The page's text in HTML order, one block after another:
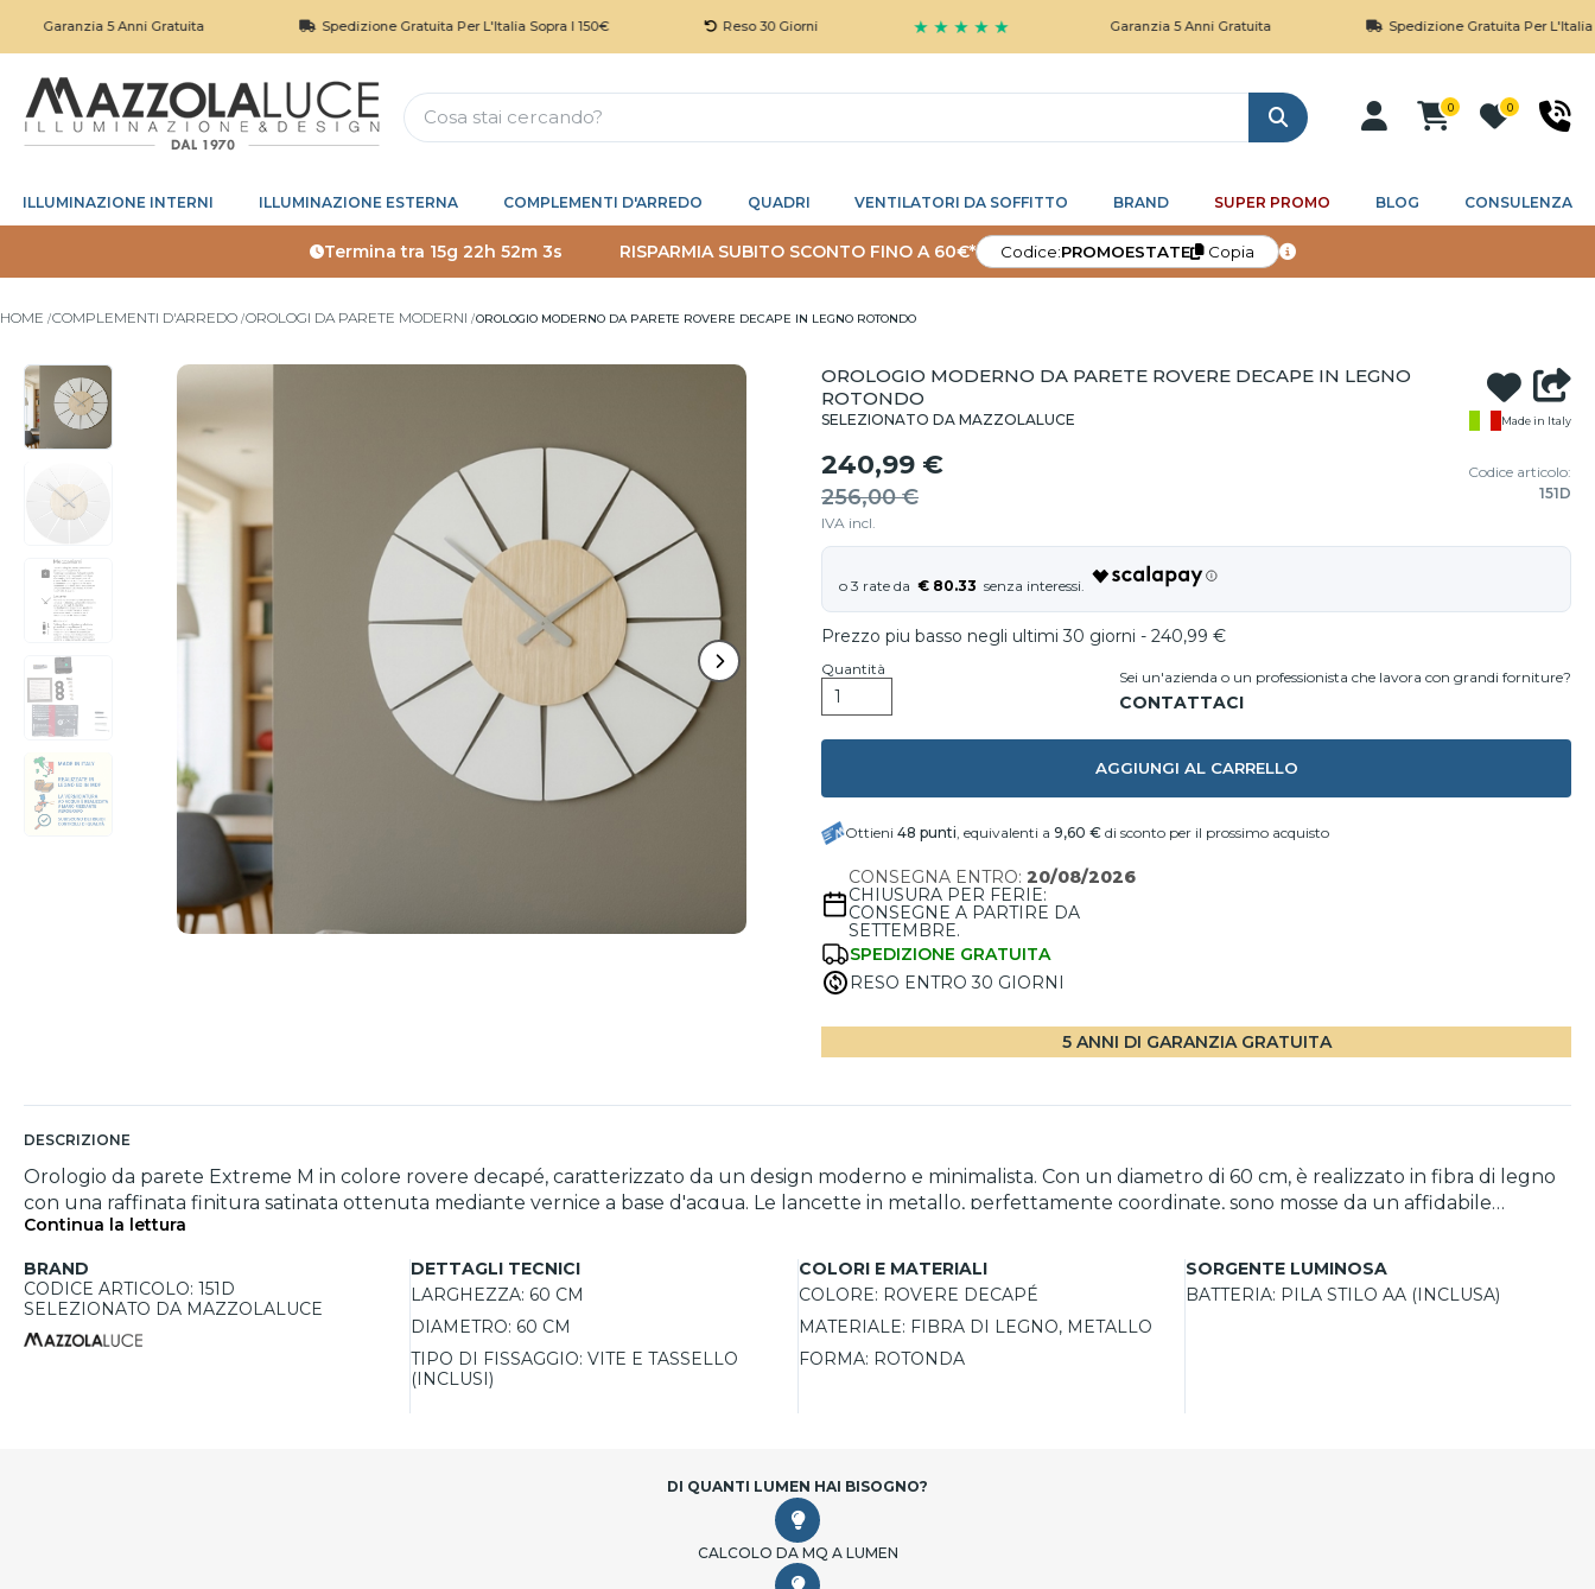
5 Anni Gratuita Spedizione Gratuita Per L'Italia Sopra I 150€ Reso 30 Giorni ★ ★ ★ ★ ★ Garanzia 5 Anni Gratuita Spedizione Gratuita Per L'Italia Sopra I
Cerca
0 0
ILLUMINAZIONE INTERNI ILLUMINAZIONE ESTERNA COMPLEMENTI D'ARREDO QUADRI VENTILATORI DA SOFFITTO BRAND SUPER PROMO BLOG CONSULENZA
Termina tra 15g 22h 52m 2s RISPARMIA SUBITO SCONTO FINO A 60€* Codice:PROMOESTATE Copia
HOME COMPLEMENTI D'ARREDO OROLOGI DA PARETE MODERNI OROLOGIO MODERNO DA PARETE ROVERE DECAPE IN LEGNO ROTONDO
OROLOGIO MODERNO DA PARETE ROVERE DECAPE IN LEGNO
ROTONDO
SELEZIONATO DA MAZZOLALUCE Made in Italy
240,99 €
256,00 €
IVA incl.
Codice articolo:
151D
€ 80.33
Prezzo piu basso negli ultimi 30 giorni - 240,99 €
Quantità Sei un'azienda o un professionista che lavora con grandi forniture?
AGGIUNGI AL CARRELLO
Ottieni 48 punti, equivalenti a 9,60 € di sconto per il prossimo acquisto
CONSEGNA ENTRO:20/08/2026
CHIUSURA PER FERIE:
CONSEGNE A PARTIRE DA
SETTEMBRE.
SPEDIZIONE GRATUITA
RESO ENTRO 30 GIORNI
5 ANNI DI GARANZIA GRATUITA
DESCRIZIONE
Orologio da parete Extreme M in colore rovere decapé, caratterizzato da un design moderno e minimalista. Con un diametro di 60 cm, è realizzato in fibra di legno
con una raffinata finitura satinata ottenuta mediante vernice a base d'acqua. Le lancette in metallo, perfettamente coordinate, sono mosse da un affidabile
meccanismo tedesco silenzioso, sinonimo di precisione e qualità. Ideale per arredare soggiorni, studi professionali o locali commerciali come pub e ristoranti, questo
orologio Made in Italy è facile da installare, grazie al tassello e alla batteria inclusi. Disponibile in numerose varianti cromatiche, rappresenta una scelta elegante e
funzionale.
Continua la lettura
BRAND
CODICE ARTICOLO: 151D
SELEZIONATO DA MAZZOLALUCE
DETTAGLI TECNICI
LARGHEZZA: 60 CM
DIAMETRO: 60 CM
TIPO DI FISSAGGIO: VITE E TASSELLO
(INCLUSI)
COLORI E MATERIALI
COLORE: ROVERE DECAPÉ
MATERIALE: FIBRA DI LEGNO, METALLO
FORMA: ROTONDA
SORGENTE LUMINOSA
BATTERIA: PILA STILO AA (INCLUSA)
DI QUANTI LUMEN HAI BISOGNO?
CALCOLO DA MQ A LUMEN